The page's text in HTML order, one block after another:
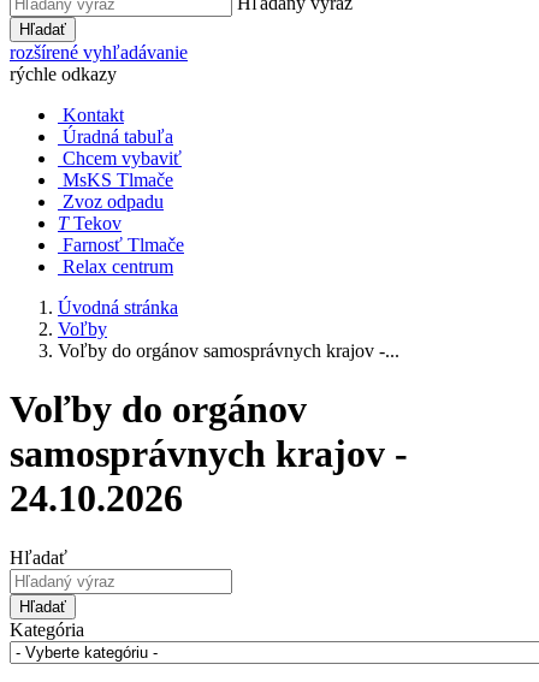
Hľadať
rozšírené vyhľadávanie
rýchle odkazy
Kontakt
Úradná tabuľa
Chcem vybaviť
MsKS Tlmače
Zvoz odpadu
T Tekov
Farnosť Tlmače
Relax centrum
Úvodná stránka
Voľby
Voľby do orgánov samosprávnych krajov -...
Voľby do orgánov
samosprávnych krajov -
24.10.2026
Hľadať
Hľadať
Kategória